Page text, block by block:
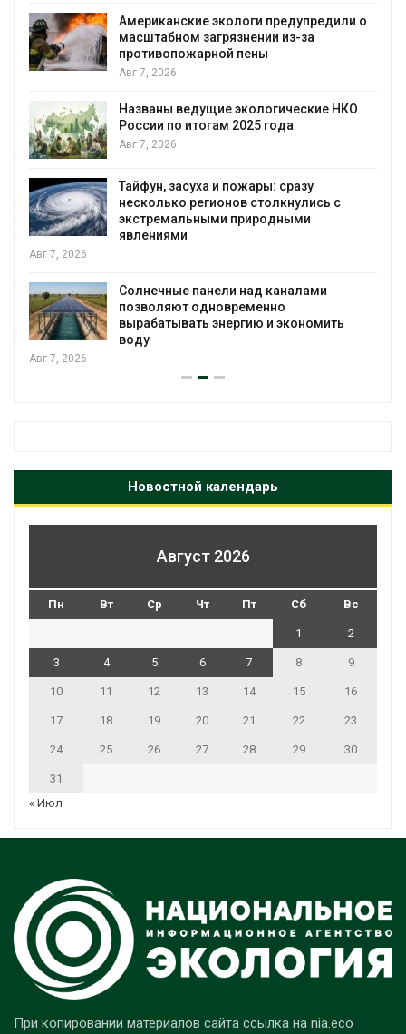
Американские экологи предупредили о
масштабном загрязнении из-за
противопожарной пены
Авг 7, 2026
Названы ведущие экологические НКО
России по итогам 2025 года
Авг 7, 2026
Тайфун, засуха и пожары: сразу
несколько регионов столкнулись с
экстремальными природными
явлениями
Авг 7, 2026
Солнечные панели над каналами
позволяют одновременно
вырабатывать энергию и экономить
воду
Авг 7, 2026
Новостной календарь
Август 2026
Пн Вт Ср Чт Пт Сб Вс
1 2
3 4 5 6 7 8 9
10 11 12 13 14 15 16
17 18 19 20 21 22 23
24 25 26 27 28 29 30
31
« Июл
При копировании материалов сайта ссылка на nia.eco